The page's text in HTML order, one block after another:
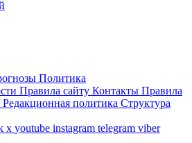
Политика
Правила сайту Контакты Правила
Редакционная политика Структура
x youtube instagram telegram viber